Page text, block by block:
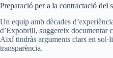
Preparació per a la contractació del
Un equip amb dècades
d’Expobrill, suggereix documentar
Així tindràs arguments clars en
transparència.